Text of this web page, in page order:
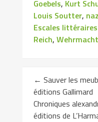
Goebels, Kurt
Louis Soutter,
Escales
Reich,
← Sauver les
éditions Gallimard
Chroniques
éditions de